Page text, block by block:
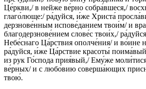
Це́ркви,/ в нейже ве́рно собра́вшеся,/
глаго́люще:/ ра́дуйся, и́же Христа́
дерзнове́нным испове́данием твои́м/ и
благодерзнове́нием слове́с твои́х,/
Небе́снаго Ца́рствия ополче́ния/ и во́ине
ра́дуйся, и́же Ца́рствие красоты́
из рук Го́спода прия́вый,/ Ему́же моли́тися
ве́рных/ и с любо́вию соверша́ющих
твою́.